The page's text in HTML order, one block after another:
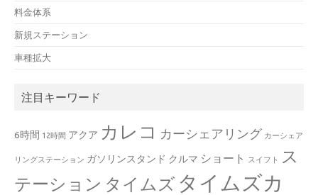
料金体系
新規ステーション
車種拡大
注目キーワード
6時間 12時間 アクア カレコ カーシェアリング カーシェア
リングステーション ガソリンスタンド クルマ ショート スイフト
ス
テーション タイムズ タイムズカ